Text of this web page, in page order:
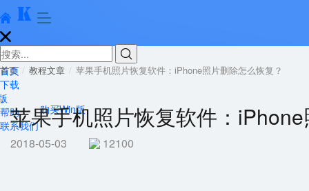
  


首页
下载
购买Win版
帮助
联系我们
首页 教程文章 苹果手机照片恢复软件：iPhone照片删除怎么恢复？
苹果手机照片恢复软件：
2018-05-03 12100